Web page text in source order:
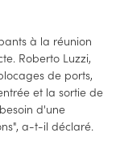
à la réunion
Roberto Luzzi,
de ports,
et la sortie de
d'une
a-t-il déclaré.